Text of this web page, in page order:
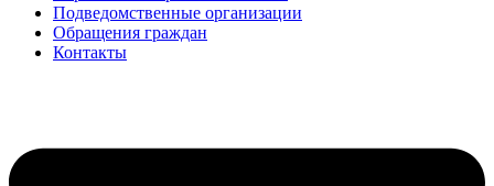
Подведомственные организации
Обращения граждан
Контакты